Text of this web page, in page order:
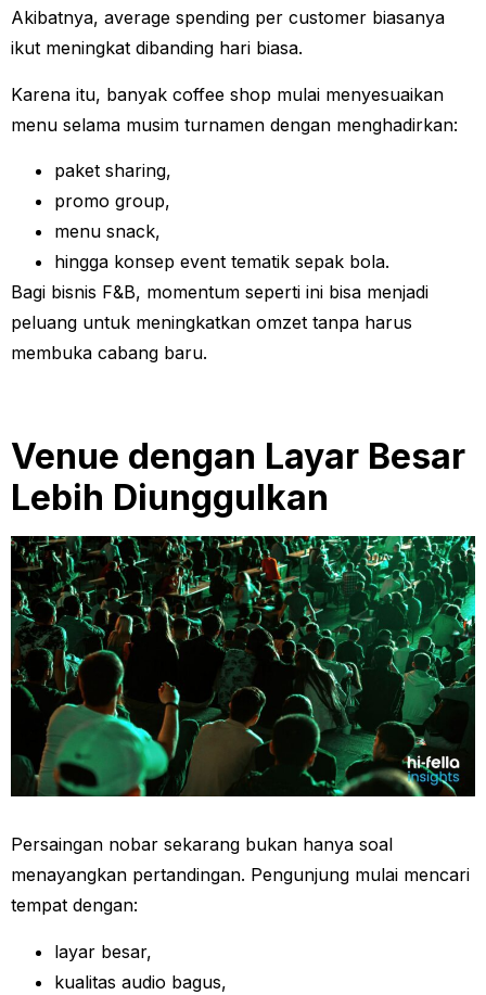
Akibatnya, average spending per customer biasanya
ikut meningkat dibanding hari biasa.
Karena itu, banyak coffee shop mulai menyesuaikan
menu selama musim turnamen dengan menghadirkan:
paket sharing,
promo group,
menu snack,
hingga konsep event tematik sepak bola.
Bagi bisnis F&B, momentum seperti ini bisa menjadi
peluang untuk meningkatkan omzet tanpa harus
membuka cabang baru.
Venue dengan Layar Besar
Lebih Diunggulkan
Persaingan nobar sekarang bukan hanya soal
menayangkan pertandingan. Pengunjung mulai mencari
tempat dengan:
layar besar,
kualitas audio bagus,